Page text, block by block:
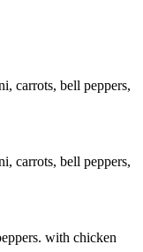
carrots, bell peppers,
carrots, bell peppers,
with chicken